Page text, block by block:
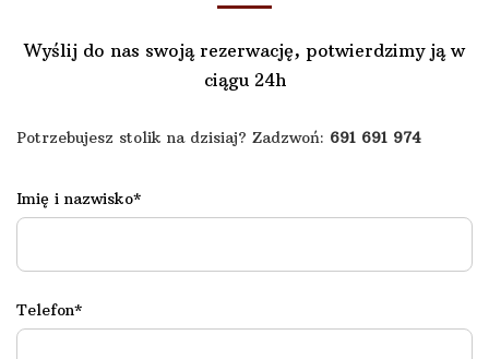
Wyślij do nas swoją rezerwację, potwierdzimy ją w
ciągu 24h
Potrzebujesz stolik na dzisiaj? Zadzwoń: 691 691 974
Imię i nazwisko*
Telefon*